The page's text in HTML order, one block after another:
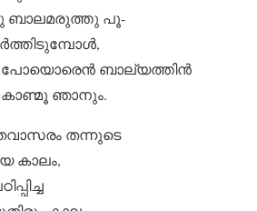
ബാലമരുത്തു പൂ-
പോയൊരെൻ ബാല്യത്തിൻ
കാണ്മൂ ഞാനും.
തന്നുടെ
കാലം,